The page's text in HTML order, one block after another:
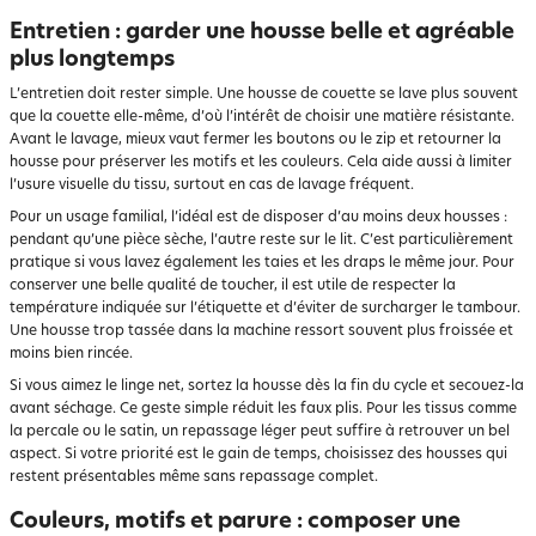
Entretien : garder une housse belle et agréable
plus longtemps
L’entretien doit rester simple. Une housse de couette se lave plus souvent
que la couette elle-même, d’où l’intérêt de choisir une matière résistante.
Avant le lavage, mieux vaut fermer les boutons ou le zip et retourner la
housse pour préserver les motifs et les couleurs. Cela aide aussi à limiter
l’usure visuelle du tissu, surtout en cas de lavage fréquent.
Pour un usage familial, l’idéal est de disposer d’au moins deux housses :
pendant qu’une pièce sèche, l’autre reste sur le lit. C’est particulièrement
pratique si vous lavez également les taies et les draps le même jour. Pour
conserver une belle qualité de toucher, il est utile de respecter la
température indiquée sur l’étiquette et d’éviter de surcharger le tambour.
Une housse trop tassée dans la machine ressort souvent plus froissée et
moins bien rincée.
Si vous aimez le linge net, sortez la housse dès la fin du cycle et secouez-la
avant séchage. Ce geste simple réduit les faux plis. Pour les tissus comme
la percale ou le satin, un repassage léger peut suffire à retrouver un bel
aspect. Si votre priorité est le gain de temps, choisissez des housses qui
restent présentables même sans repassage complet.
Couleurs, motifs et parure : composer une